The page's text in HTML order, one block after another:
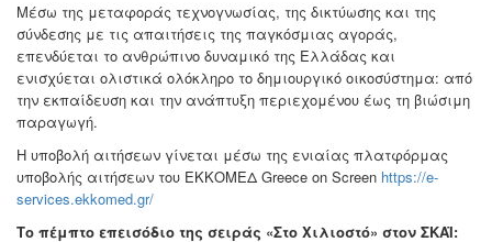
Μέσω της μεταφοράς τεχνογνωσίας, της δικτύωσης και της
σύνδεσης με τις απαιτήσεις της παγκόσμιας αγοράς,
επενδύεται το ανθρώπινο δυναμικό της Ελλάδας και
ενισχύεται ολιστικά ολόκληρο το δημιουργικό οικοσύστημα: από
την εκπαίδευση και την ανάπτυξη περιεχομένου έως τη βιώσιμη
παραγωγή.
Η υποβολή αιτήσεων γίνεται μέσω της ενιαίας πλατφόρμας
υποβολής αιτήσεων του ΕΚΚΟΜΕΔ Greece on Screen https://e-
services.ekkomed.gr/
Το πέμπτο επεισόδιο της σειράς «Στο Χιλιοστό» στον ΣΚΑΪ: